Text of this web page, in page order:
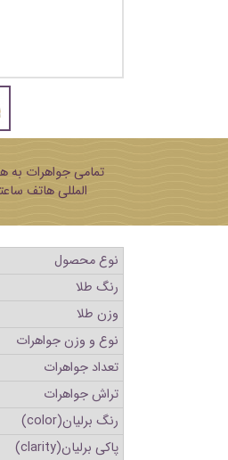
تمامی جواهرات به
المللی هاتف
نوع محصول
رنگ طلا
وزن طلا
نوع و وزن جواهرات
تعداد جواهرات
تراش جواهرات
رنگ برلیان(color)
پاکی برلیان(clarity)